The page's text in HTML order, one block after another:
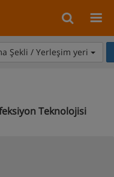
Şekli / Yerleşim yeri
Teknolojisi